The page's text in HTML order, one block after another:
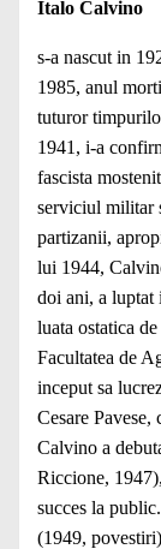
Italo Calvino
s-a nascut in
1985, anul
tuturor
1941, i-a
fascista
serviciul militar
partizanii,
lui 1944,
doi ani, a luptat
luata ostatica
Facultatea de
inceput sa
Cesare
Calvino a
Riccione,
succes la
(1949,